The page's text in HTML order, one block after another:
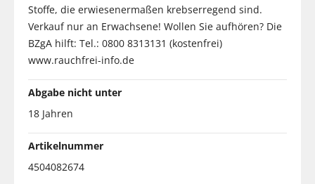
Stoffe, die erwiesenermaßen krebserregend sind.
Verkauf nur an Erwachsene! Wollen Sie aufhören? Die
BZgA hilft: Tel.: 0800 8313131 (kostenfrei)
www.rauchfrei-info.de
Abgabe nicht unter
18 Jahren
Artikelnummer
4504082674